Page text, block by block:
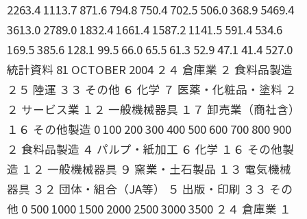
2263.4 1113.7 871.6 794.8 750.4 702.5 506.0 368.9 5469.4
3613.0 2789.0 1832.4 1661.4 1587.2 1141.5 591.4 534.6
169.5 385.6 128.1 99.5 66.0 65.5 61.3 52.9 47.1 41.4 527.0
統計資料 81 OCTOBER 2004 ２４ 倉庫業 ２ 食料品製造
２５ 陸運 ３３ その他 ６ 化学 ７ 医薬・化粧品・塗料 ２
２ サービス業 １２ 一般機械器具 １７ 卸売業（商社含）
１６ その他製造 0 100 200 300 400 500 600 700 800 900
２ 食料品製造 ４ パルプ・紙加工 ６ 化学 １６ その他製
造 １２ 一般機械器具 ９ 窯業・土石製品 １３ 電気機械
器具 ３２ 団体・組合（JA等） ５ 出版・印刷 ３３ その
他 0 500 1000 1500 2000 2500 3000 3500 ２４ 倉庫業 １